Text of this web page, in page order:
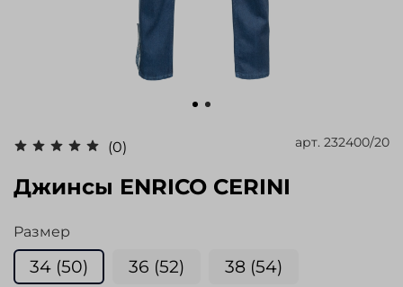
(0) арт. 232400/20
Джинсы ENRICO CERINI
Размер
34 (50) 36 (52) 38 (54)